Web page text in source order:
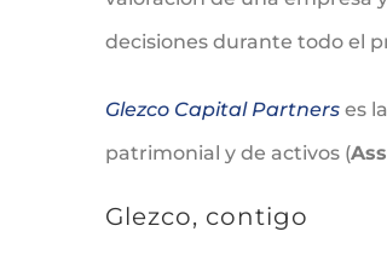
decisiones durante todo el
Glezco Capital Partners es
patrimonial y de activos (
Glezco, contigo